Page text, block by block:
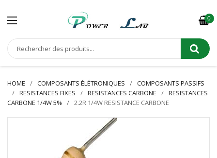
0
HOME COMPOSANTS ÉLÉTRONIQUES
COMPOSANTS PASSIFS
RESISTANCES FIXES
RESISTANCES CARBONE
RESISTANCES
CARBONE 1/4W 5%
2.2R 1/4W RESISTANCE CARBONE